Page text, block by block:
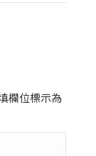
欄位標示為